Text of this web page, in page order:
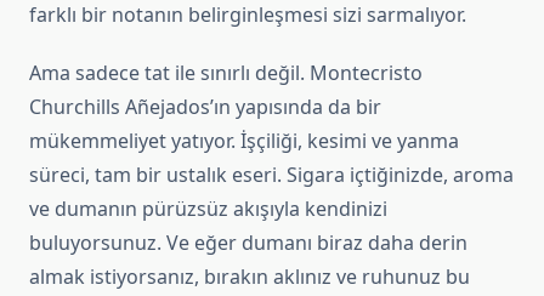
farklı bir notanın belirginleşmesi sizi sarmalıyor.
Ama sadece tat ile sınırlı değil. Montecristo
Churchills Añejados’ın yapısında da bir
mükemmeliyet yatıyor. İşçiliği, kesimi ve yanma
süreci, tam bir ustalık eseri. Sigara içtiğinizde, aroma
ve dumanın pürüzsüz akışıyla kendinizi
buluyorsunuz. Ve eğer dumanı biraz daha derin
almak istiyorsanız, bırakın aklınız ve ruhunuz bu